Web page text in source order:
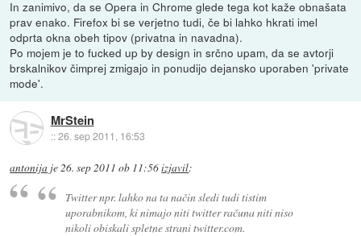
In zanimivo, da se Opera in Chrome glede tega kot kaže obnašata
prav enako. Firefox bi se verjetno tudi, če bi lahko hkrati imel
odprta okna obeh tipov (privatna in navadna).
Po mojem je to fucked up by design in srčno upam, da se avtorji
brskalnikov čimprej zmigajo in ponudijo dejansko uporaben 'private
mode'.
MrStein
::26. sep 2011, 16:53
antonija je26. sep 2011 ob 11:56izjavil:
Twitter npr. lahko na ta način sledi tudi tistim
uporabnikom, ki nimajo niti twitter računa niti niso
nikoli obiskali spletne strani twitter.com.